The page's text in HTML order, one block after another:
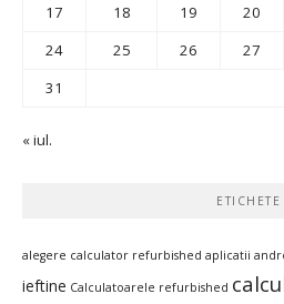
17
18 19 20
24
25 26 27
31
« iul.
ETICHETE
alegere calculator refurbished aplicatii
ieftine Calculatoarele refurbished